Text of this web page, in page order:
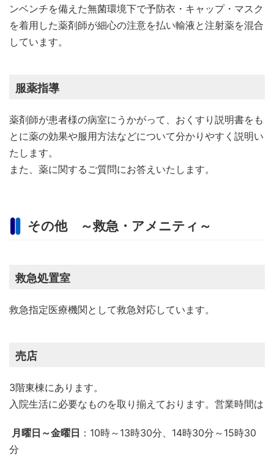
ンベンチを備えた無菌環境下で予防衣・キャップ・マスク
を着用した薬剤師が細心の注意を払い輸液と注射薬を混合
しています。
服薬指導
薬剤師が患者様の病室にうかがって、おくすり説明書をも
とに薬の効果や服用方法などについて分かりやすく説明い
たします。
また、薬に関するご質問にお答えいたします。
その他 ～救急・アメニティ～
救急処置室
救急指定医療機関として救急対応しています。
売店
3階東棟にあります。
入院生活に必要なものを取り揃えております。営業時間は
月曜日～金曜日 ：10時～13時30分、14時30分～15時30
分